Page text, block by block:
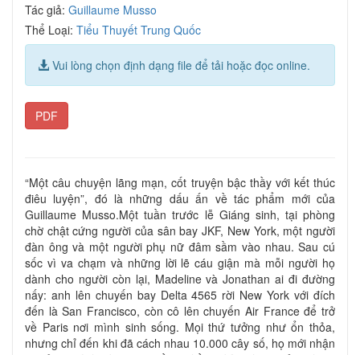
Tác giả: Guillaume Musso
Thể Loại: Tiểu Thuyết Trung Quốc
Vui lòng chọn định dạng file để tải hoặc đọc online.
PDF
“Một câu chuyện lãng mạn, cốt truyện bậc thầy với kết thúc
điêu luyện”, đó là những dấu ấn về tác phẩm mới của
Guillaume Musso.Một tuần trước lễ Giáng sinh, tại phòng
chờ chật cứng người của sân bay JKF, New York, một người
đàn ông và một người phụ nữ đâm sầm vào nhau. Sau cú
sốc vì va chạm và những lời lẽ cáu giận mà mỗi người họ
dành cho người còn lại, Madeline và Jonathan ai đi đường
nấy: anh lên chuyến bay Delta 4565 rời New York với đích
đến là San Francisco, còn cô lên chuyến Air France để trở
về Paris nơi mình sinh sống. Mọi thứ tưởng như ổn thỏa,
nhưng chỉ đến khi đã cách nhau 10.000 cây số, họ mới nhận